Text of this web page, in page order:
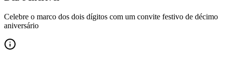
Celebre o marco dos dois dígitos com um convite festivo de décimo
aniversário